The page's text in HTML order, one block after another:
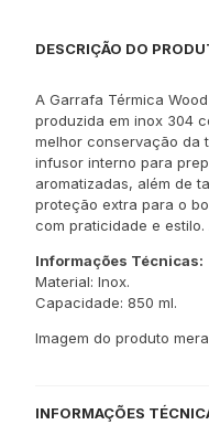
DESCRIÇÃO DO
A Garrafa Térmica
produzida em inox 304
melhor conservação da
infusor interno para
aromatizadas, além de
proteção extra para o
com praticidade e estilo.
Informações Técnicas:
Material: Inox.
Capacidade: 850 ml.
Imagem do produto
INFORMAÇÕES